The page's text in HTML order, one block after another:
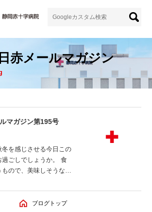
赤メールマガジン
マガジン第195号
を感じさせる今日この
ごしでしょうか。 食
ので、美味しそうな食
産展へ行ってきまし
旅行気分を味わえる上
ブログトップ